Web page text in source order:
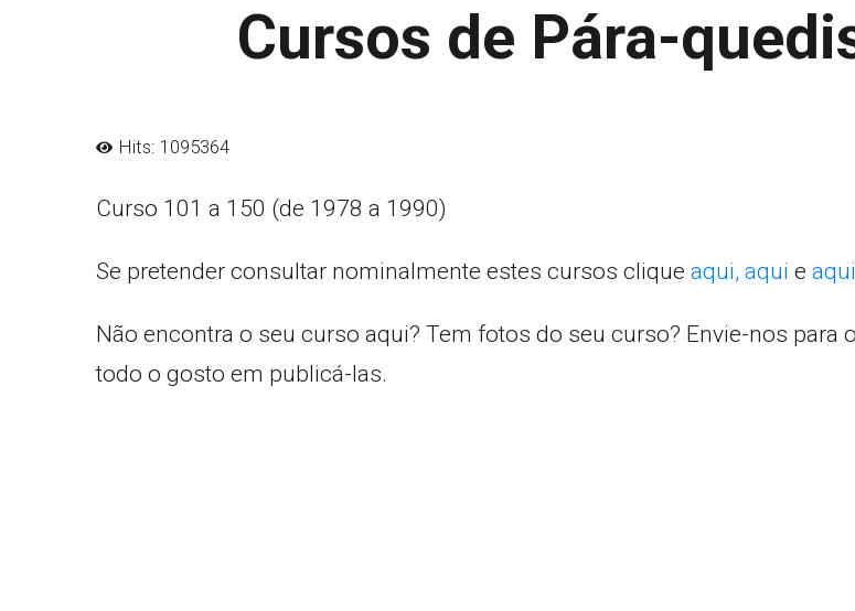
Cursos de Pára-
Hits: 1095364
Curso 101 a 150 (de 1978 a 1990)
Se pretender consultar nominalmente estes cursos clique aqui, aqui e aqui
Não encontra o seu curso aqui? Tem fotos do seu curso? Envie-nos para
todo o gosto em publicá-las.